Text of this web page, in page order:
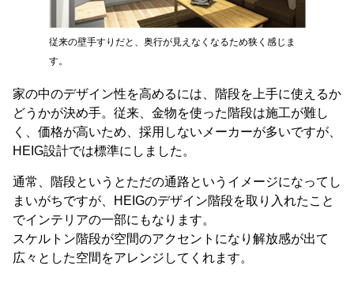
従来の壁手すりだと、奥行が見えなくなるため狭く感じま
す。
家の中のデザイン性を高めるには、階段を上手に使えるか
どうかが決め手。従来、金物を使った階段は施工が難し
く、価格が高いため、採用しないメーカーが多いですが、
HEIG設計では標準にしました。
通常、階段というとただの通路というイメージになってし
まいがちですが、HEIGのデザイン階段を取り入れたこと
でインテリアの一部にもなります。
スケルトン階段が空間のアクセントになり解放感が出て
広々とした空間をアレンジしてくれます。